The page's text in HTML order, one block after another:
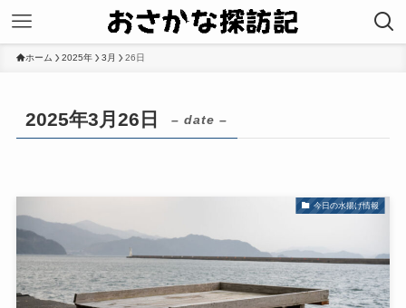
ホーム 2025年 3月 26日
2025年3月26日 – date –
今日の水揚げ情報